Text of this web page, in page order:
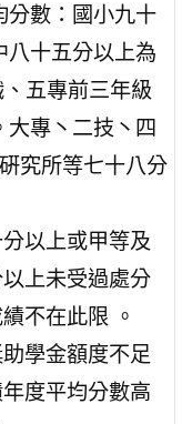
分數：國小九十
八十五分以上為
五專前三年級
專丶二技丶四
究所等七十八分
分以上或甲等及
上未受過處分
不在此限 。
助學金額度不足
度平均分數高